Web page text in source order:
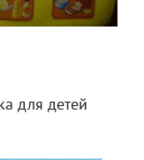
для детей